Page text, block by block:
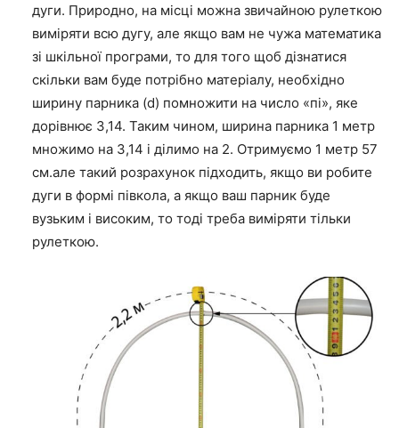
дуги. Природно, на місці можна звичайною рулеткою
виміряти всю дугу, але якщо вам не чужа математика
зі шкільної програми, то для того щоб дізнатися
скільки вам буде потрібно матеріалу, необхідно
ширину парника (d) помножити на число «пі», яке
дорівнює 3,14. Таким чином, ширина парника 1 метр
множимо на 3,14 і ділимо на 2. Отримуємо 1 метр 57
см.але такий розрахунок підходить, якщо ви робите
дуги в формі півкола, а якщо ваш парник буде
вузьким і високим, то тоді треба виміряти тільки
рулеткою.